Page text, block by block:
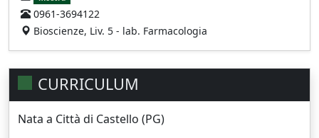
0961-3694122
Bioscienze, Liv. 5 - lab. Farmacologia
CURRICULUM
Nata a Città di Castello (PG)